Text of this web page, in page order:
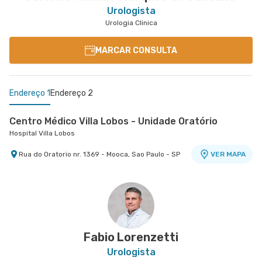
Urologista
Urologia Clinica
MARCAR CONSULTA
Endereço 1 Endereço 2
Centro Médico Villa Lobos - Unidade Oratório
Hospital Villa Lobos
Rua do Oratorio nr. 1369 - Mooca, Sao Paulo - SP VER MAPA
Hospital e Maternidade São Luiz Anália Franco
Rua Antonio Camardo nr. 856 - Tatuape, Sao
Fabio Lorenzetti
Urologista